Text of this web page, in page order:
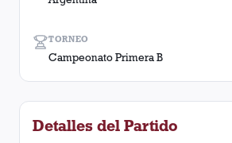
TORNEO
Campeonato Primera B
Detalles del Partido